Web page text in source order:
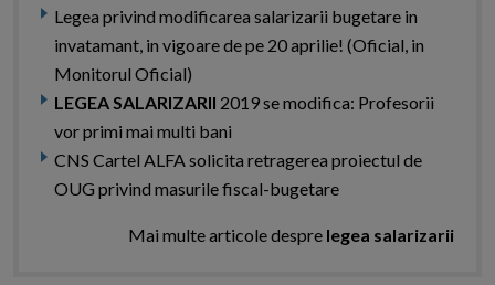
Legea privind modificarea salarizarii bugetare in
invatamant, in vigoare de pe 20 aprilie! (Oficial, in
Monitorul Oficial)
LEGEA SALARIZARII 2019 se modifica: Profesorii
vor primi mai multi bani
CNS Cartel ALFA solicita retragerea proiectul de
OUG privind masurile fiscal-bugetare
Mai multe articole despre legea salarizarii